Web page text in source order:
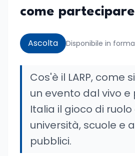
come partecipare
Ascolta Disponibile in
Cos'è il LARP, come
un evento dal vivo e
Italia il gioco di
università, scuole e
pubblici.